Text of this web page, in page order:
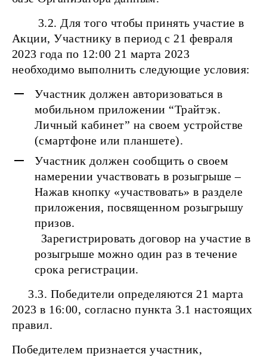
3.2. Для того чтобы принять участие в
Акции, Участнику в период с 21 февраля
2023 года по 12:00 21 марта 2023
необходимо выполнить следующие условия:
Участник должен авторизоваться в
мобильном приложении “Трайтэк.
Личный кабинет” на своем устройстве
(смартфоне или планшете).
Участник должен сообщить о своем
намерении участвовать в розыгрыше –
Нажав кнопку «участвовать» в разделе
приложения, посвященном розыгрышу
призов.
Зарегистрировать договор на участие в
розыгрыше можно один раз в течение
срока регистрации.
3.3. Победители определяются 21 марта
2023 в 16:00, согласно пункта 3.1 настоящих
правил.
Победителем признается участник,